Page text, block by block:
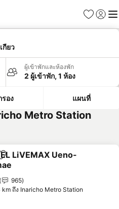
รายการโป
เข้าสู่ร
เมนู
กียว
ผู้เข้าพักและห้องพัก
2 ผู้เข้าพัก, 1 ห้อง
รอง แผนที่
Metro Station
เพิ่มในรายการโปรด
LiVEMAX Ueno-
965
km ถึง Inaricho Metro Station